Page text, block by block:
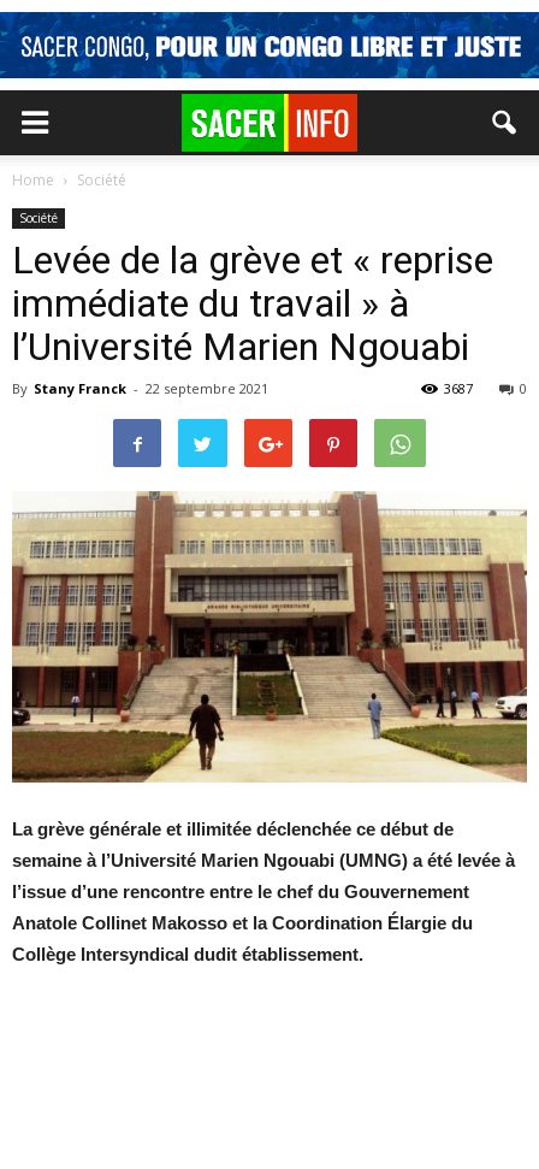
Home Société
Société
Levée de la grève et « reprise
immédiate du travail » à
l’Université Marien Ngouabi
By Stany Franck - 22 septembre 2021 0
3687
La grève générale et illimitée déclenchée ce début de
semaine à l’Université Marien Ngouabi (UMNG) a été levée à
l’issue d’une rencontre entre le chef du Gouvernement
Anatole Collinet Makosso et la Coordination Élargie du
Collège Intersyndical dudit établissement.